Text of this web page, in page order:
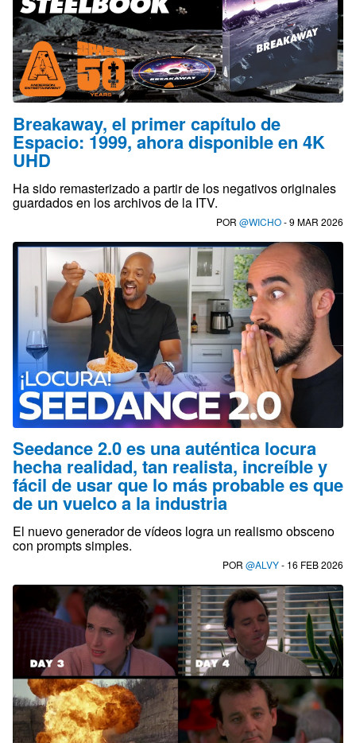
Breakaway, el primer capítulo de
Espacio: 1999, ahora disponible en 4K
UHD
Ha sido remasterizado a partir de los negativos originales
guardados en los archivos de la ITV.
POR @WICHO- 9 MAR 2026
Seedance 2.0 es una auténtica locura
hecha realidad, tan realista, increíble y
fácil de usar que lo más probable es que
de un vuelco a la industria
El nuevo generador de vídeos logra un realismo obsceno
con prompts simples.
POR @ALVY- 16 FEB 2026